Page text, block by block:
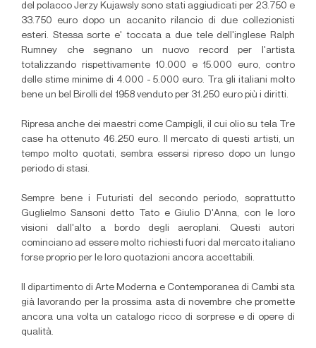
del polacco Jerzy Kujawsly sono stati aggiudicati per 23.750 e
33.750 euro dopo un accanito rilancio di due collezionisti
esteri. Stessa sorte e' toccata a due tele dell'inglese Ralph
Rumney che segnano un nuovo record per l'artista
totalizzando rispettivamente 10.000 e 15.000 euro, contro
delle stime minime di 4.000 - 5.000 euro. Tra gli italiani molto
bene un bel Birolli del 1958 venduto per 31.250 euro più i diritti.
Ripresa anche dei maestri come Campigli, il cui olio su tela Tre
case ha ottenuto 46.250 euro. Il mercato di questi artisti, un
tempo molto quotati, sembra essersi ripreso dopo un lungo
periodo di stasi.
Sempre bene i Futuristi del secondo periodo, soprattutto
Guglielmo Sansoni detto Tato e Giulio D'Anna, con le loro
visioni dall'alto a bordo degli aeroplani. Questi autori
cominciano ad essere molto richiesti fuori dal mercato italiano
forse proprio per le loro quotazioni ancora accettabili.
Il dipartimento di Arte Moderna e Contemporanea di Cambi sta
già lavorando per la prossima asta di novembre che promette
ancora una volta un catalogo ricco di sorprese e di opere di
qualità.